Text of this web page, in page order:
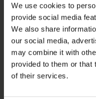
We use cookies to
provide social media
We also share
our social media,
may combine it with
provided to them or that
of their services.
Giubotti salvataggio
SUP
Mute
Kayaks
Wake